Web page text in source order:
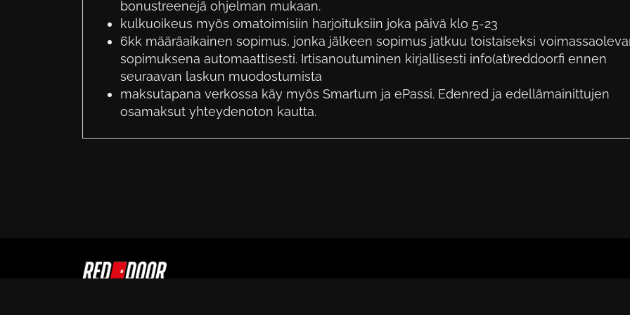
bonustreenejä ohjelman mukaan.
kulkuoikeus myös omatoimisiin harjoituksiin joka päivä klo 5-23
6kk määräaikainen sopimus, jonka jälkeen sopimus jatkuu toistaiseksi
sopimuksena automaattisesti. Irtisanoutuminen kirjallisesti info(at)reddoor.fi ennen
seuraavan laskun muodostumista
maksutapana verkossa käy myös Smartum ja ePassi. Edenred ja edellämainittujen
osamaksut yhteydenoton kautta.